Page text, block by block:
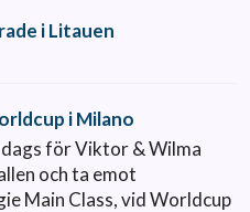
i Litauen
i Milano
för Viktor & Wilma
och ta emot
Main Class, vid Worldcup